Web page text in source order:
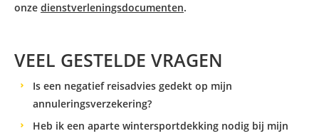
onze dienstverleningsdocumenten.
VEEL GESTELDE VRAGEN
Is een negatief reisadvies gedekt op mijn
annuleringsverzekering?
Heb ik een aparte wintersportdekking nodig bij mijn